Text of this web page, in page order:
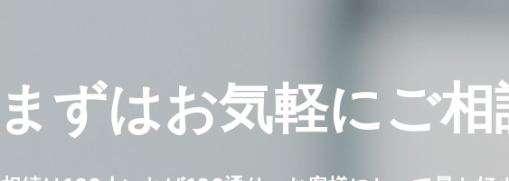
まずはお気軽にご